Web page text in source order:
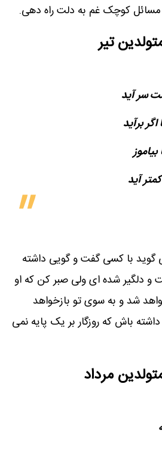
کوچک غم به دلت راه دهی.
تیر
سر آید
برآید
آید
گوید با کسی گفت و گویی داشته
و دلگیر شده ای ولی صبر کن که او
شد و به سوی تو بازخواهد
باش که روزگار بر یک پایه نمی
مرداد